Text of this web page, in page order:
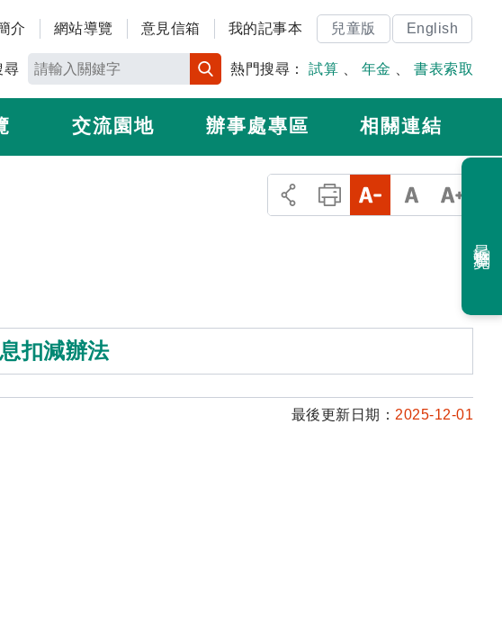
介 網站導覽 意見信箱 我的記事本 兒童版 English
尋 熱門搜尋： 試算 年金 書表索取
交流園地 辦事處專區 相關連結
扣減辦法
最後更新日期： 2025-12-01